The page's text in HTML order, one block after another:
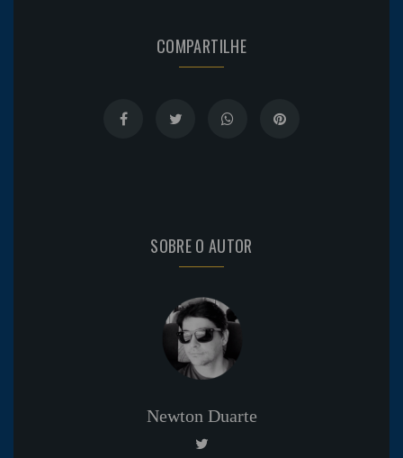
COMPARTILHE
SOBRE O AUTOR
Newton Duarte